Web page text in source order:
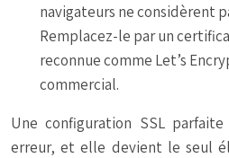
navigateurs ne considèrent
Remplacez-le par un
reconnue comme Let’s
commercial.
Une configuration SSL
erreur, et elle devient le seul